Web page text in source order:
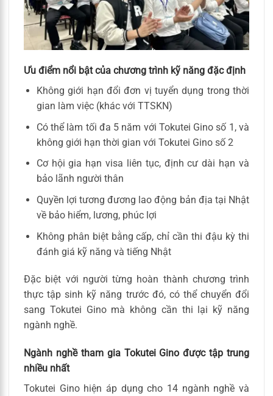
Ưu điểm nổi bật của chương trình kỹ năng đặc định
Không giới hạn đổi đơn vị tuyển dụng trong thời
gian làm việc (khác với TTSKN)
Có thể làm tối đa 5 năm với Tokutei Gino số 1, và
không giới hạn thời gian với Tokutei Gino số 2
Cơ hội gia hạn visa liên tục, định cư dài hạn và
bảo lãnh người thân
Quyền lợi tương đương lao động bản địa tại Nhật
về bảo hiểm, lương, phúc lợi
Không phân biệt bằng cấp, chỉ cần thi đậu kỳ thi
đánh giá kỹ năng và tiếng Nhật
Đặc biệt với người từng hoàn thành chương trình
thực tập sinh kỹ năng trước đó, có thể chuyển đổi
sang Tokutei Gino mà không cần thi lại kỹ năng
ngành nghề.
Ngành nghề tham gia Tokutei Gino được tập trung
nhiều nhất
Tokutei Gino hiện áp dụng cho 14 ngành nghề và